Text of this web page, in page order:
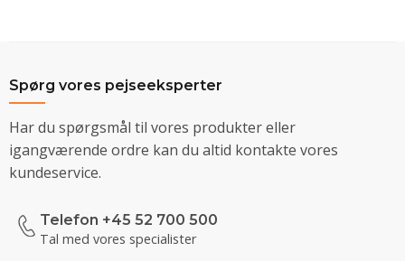
Spørg vores pejseeksperter
Har du spørgsmål til vores produkter eller
igangværende ordre kan du altid kontakte vores
kundeservice.
Telefon +45 52 700 500
Tal med vores specialister